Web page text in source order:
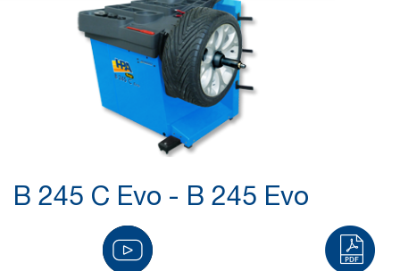
B 245 C Evo - B 245 Evo